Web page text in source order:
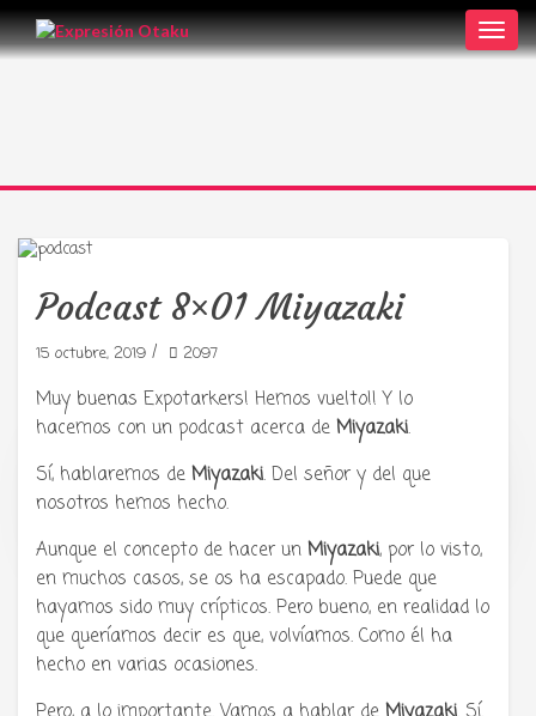
Tu radio y podcast sobre manga,
anime y cultura japonesa ツ
Podcast 8×01 Miyazaki
15 octubre, 2019 / 2097
Muy buenas Expotarkers! Hemos vuelto!! Y lo
hacemos con un podcast acerca de Miyazaki.
Sí, hablaremos de Miyazaki. Del señor y del que
nosotros hemos hecho.
Aunque el concepto de hacer un Miyazaki, por lo visto,
en muchos casos, se os ha escapado. Puede que
hayamos sido muy crípticos. Pero bueno, en realidad lo
que queríamos decir es que, volvíamos. Como él ha
hecho en varias ocasiones.